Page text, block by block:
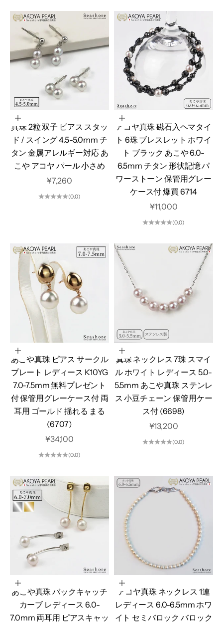
オプションを選択
真珠 2粒 双子 ピアス スタッ
ド / スイング 4.5-5.0mm チ
タン 金属アレルギー対応 あ
こや アコヤ パール 小さめ
セール価格
¥7,260
(0.0)
カートに追加
アコヤ真珠 磁石入ヘマタイ
ト 6珠 ブレスレット ホワイ
ト ブラック あこや 6.0-
6.5mm チタン 形状記憶 パ
ワーストーン 保管用グレー
ケース付 爆買 6714
セール価格
¥11,000
(0.0)
カートに追加
あこや真珠 ピアス サークル
プレート レディース K10YG
7.0-7.5mm 無料プレゼント
付 保管用グレーケース付 両
耳用 ゴールド 揺れる まる
(6707)
セール価格
¥34,100
(0.0)
オプションを選択
真珠 ネックレス 7珠 スマイ
ル ホワイト レディース 5.0-
5.5mm あこや真珠 ステンレ
ス 小豆チェーン 保管用ケー
ス付 (6698)
セール価格
¥13,200
(0.0)
オプションを選択
あこや真珠 バックキャッチ
カーブ レディース 6.0-
7.0mm 両耳用 ピアスキャッ
カートに追加
アコヤ真珠 ネックレス 1連
レディース 6.0-6.5mm ホワ
イト セミバロック バロック